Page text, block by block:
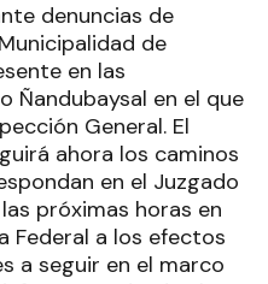
denuncias de
de
en las
Ñandubaysal en el que
General. El
ahora los caminos
en el Juzgado
próximas horas en
Federal a los efectos
a seguir en el marco